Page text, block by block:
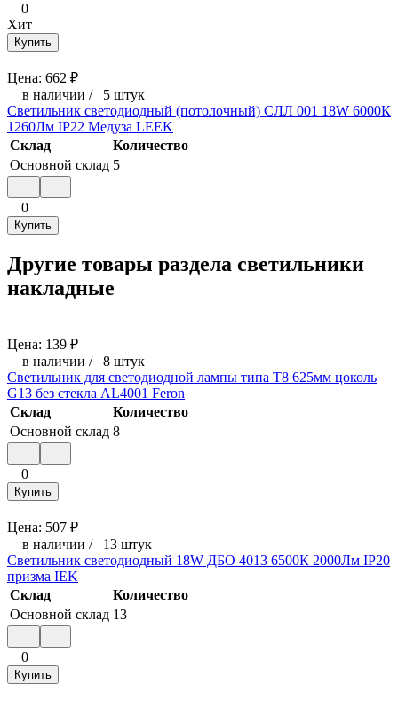
0
Хит
Купить
Цена: 662 ₽
в наличии / 5 штук
Светильник светодиодный (потолочный) СЛЛ 001 18W 6000К
1260Лм IP22 Медуза LEEK
Склад
Количество
Основной склад 5
0
Купить
Другие товары раздела светильники
накладные
Цена: 139 ₽
в наличии / 8 штук
Светильник для светодиодной лампы типа Т8 625мм цоколь
G13 без стекла AL4001 Feron
Склад
Количество
Основной склад 8
0
Купить
Цена: 507 ₽
в наличии / 13 штук
Светильник светодиодный 18W ДБО 4013 6500К 2000Лм IP20
призма IEK
Склад
Количество
Основной склад 13
0
Купить